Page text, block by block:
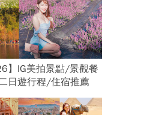
】IG美拍景點/景觀餐
日遊行程/住宿推薦